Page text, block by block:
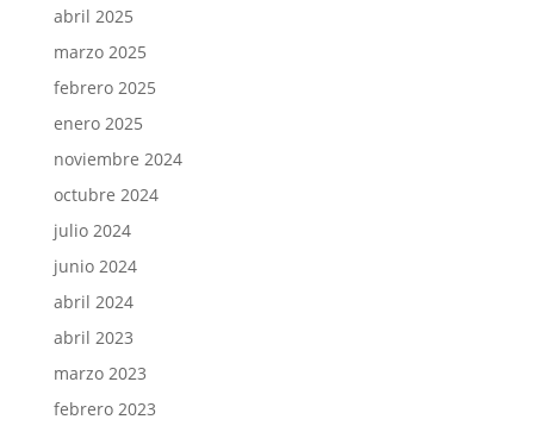
abril 2025
marzo 2025
febrero 2025
enero 2025
noviembre 2024
octubre 2024
julio 2024
junio 2024
abril 2024
abril 2023
marzo 2023
febrero 2023